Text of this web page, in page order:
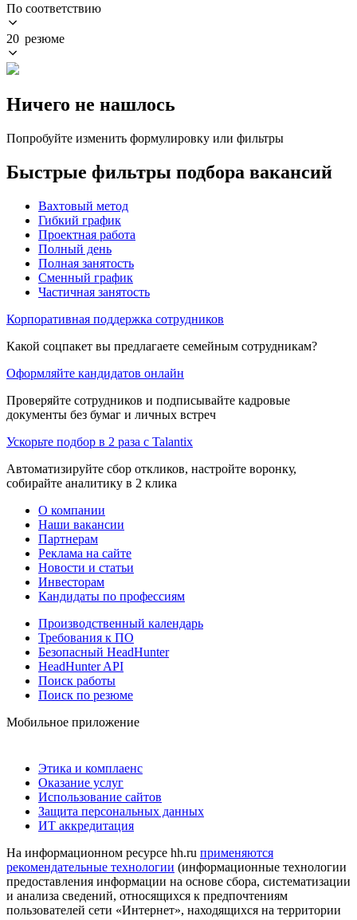
По соответствию
20 резюме
Ничего не нашлось
Попробуйте изменить формулировку или фильтры
Быстрые фильтры подбора вакансий
Вахтовый метод
Гибкий график
Проектная работа
Полный день
Полная занятость
Сменный график
Частичная занятость
Корпоративная поддержка сотрудников
Какой соцпакет вы предлагаете семейным сотрудникам?
Оформляйте кандидатов онлайн
Проверяйте сотрудников и подписывайте кадровые
документы без бумаг и личных встреч
Ускорьте подбор в 2 раза с Talantix
Автоматизируйте сбор откликов, настройте воронку,
собирайте аналитику в 2 клика
О компании
Наши вакансии
Партнерам
Реклама на сайте
Новости и статьи
Инвесторам
Кандидаты по профессиям
Производственный календарь
Требования к ПО
Безопасный HeadHunter
HeadHunter API
Поиск работы
Поиск по резюме
Мобильное приложение
Этика и комплаенс
Оказание услуг
Использование сайтов
Защита персональных данных
ИТ аккредитация
На информационном ресурсе hh.ru применяются
рекомендательные технологии (информационные технологии
предоставления информации на основе сбора, систематизации
и анализа сведений, относящихся к предпочтениям
пользователей сети «Интернет», находящихся на территории